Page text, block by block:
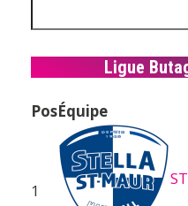
Ligue
PosÉquipe
1